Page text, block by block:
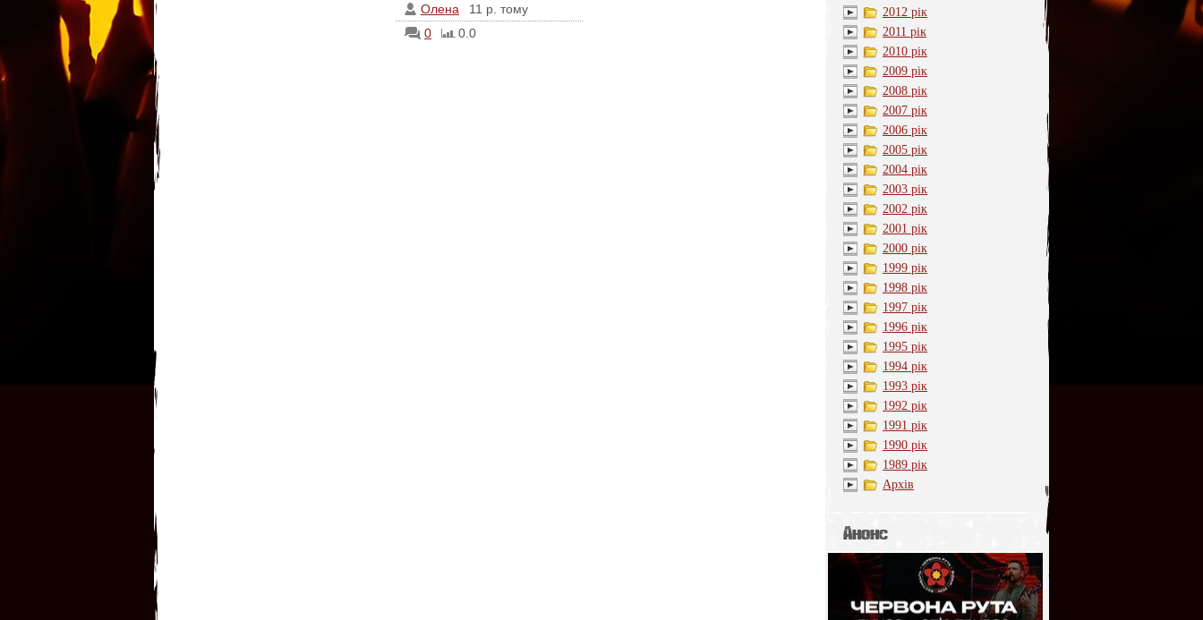
Олена
11 р. тому
0
0.0
2012 рік
2011 рік
2010 рік
2009 рік
2008 рік
2007 рік
2006 рік
2005 рік
2004 рік
2003 рік
2002 рік
2001 рік
2000 рік
1999 рік
1998 рік
1997 рік
1996 рік
1995 рік
1994 рік
1993 рік
1992 рік
1991 рік
1990 рік
1989 рік
Архів
Анонс